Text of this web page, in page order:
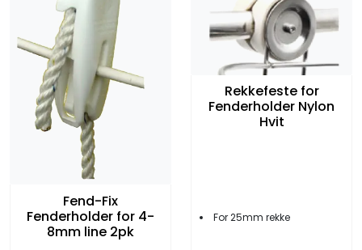
Fend-Fix
Fenderholder for 4-
8mm line 2pk
Rekkefeste for
Fenderholder Nylon
Hvit
For 25mm rekke